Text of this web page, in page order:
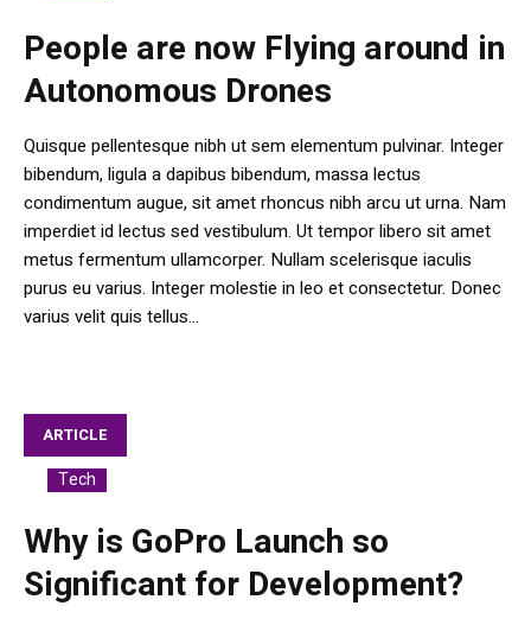
People are now Flying around in
Autonomous Drones
Quisque pellentesque nibh ut sem elementum pulvinar. Integer
bibendum, ligula a dapibus bibendum, massa lectus
condimentum augue, sit amet rhoncus nibh arcu ut urna. Nam
imperdiet id lectus sed vestibulum. Ut tempor libero sit amet
metus fermentum ullamcorper. Nullam scelerisque iaculis
purus eu varius. Integer molestie in leo et consectetur. Donec
varius velit quis tellus...
ARTICLE
Tech
Why is GoPro Launch so
Significant for Development?